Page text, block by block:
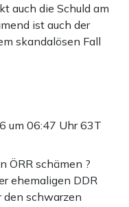
auch die Schuld am
ist auch der
skandalösen Fall
um 06:47 Uhr63T
ÖRR schämen ?
ehemaligen DDR
den schwarzen